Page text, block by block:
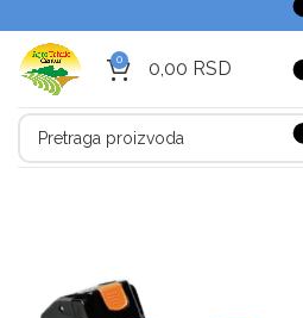
0 0,00 RSD